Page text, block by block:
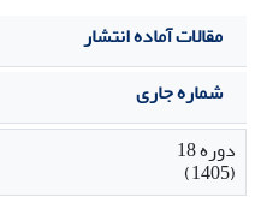
مقالات آماده انتشار
شماره جاری
دوره 18
(1405)